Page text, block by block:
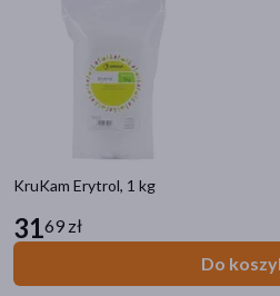
KruKam Erytrol, 1 kg
3169 zł
Do